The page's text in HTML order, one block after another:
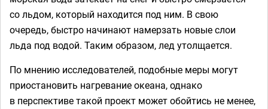
со льдом, который находится под ним. В свою
очередь, быстро начинают намерзать новые слои
льда под водой. Таким образом, лед утолщается.
По мнению исследователей, подобные меры могут
приостановить нагревание океана, однако
в перспективе такой проект может обойтись не менее,